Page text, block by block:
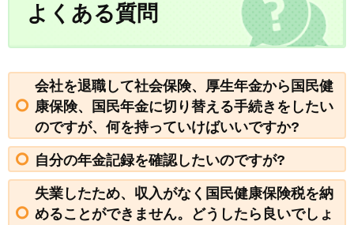
よくある質問
会社を退職して社会保険、厚生年金から国民健
康保険、国民年金に切り替える手続きをしたい
のですが、何を持っていけばいいですか?
自分の年金記録を確認したいのですが?
失業したため、収入がなく国民健康保険税を納
めることができません。どうしたら良いでしょ